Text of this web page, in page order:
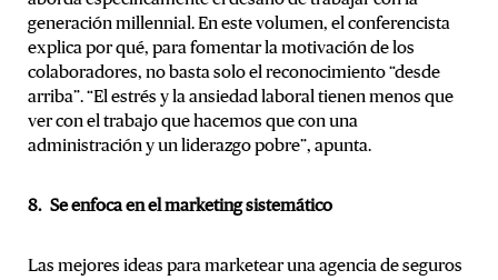
generación millennial. En este volumen, el conferencista
explica por qué, para fomentar la motivación de los
colaboradores, no basta solo el reconocimiento “desde
arriba”. “El estrés y la ansiedad laboral tienen menos que
ver con el trabajo que hacemos que con una
administración y un liderazgo pobre”, apunta.
8. Se enfoca en el marketing sistemático
Las mejores ideas para marketear una agencia de seguros